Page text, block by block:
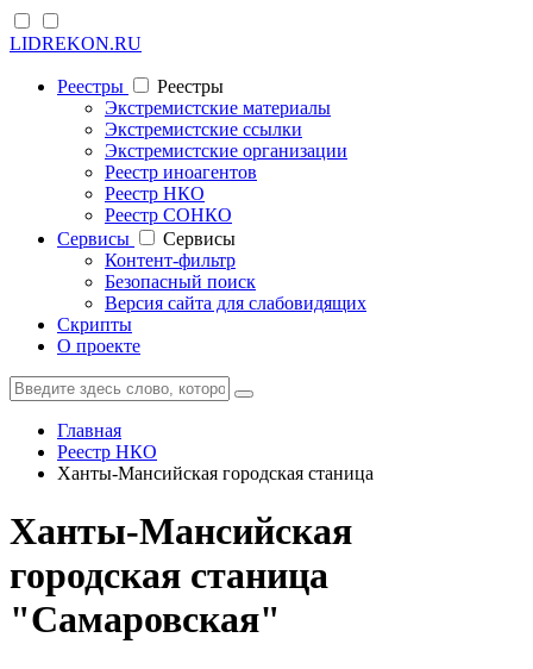
LIDREKON.RU
Реестры
Реестры
Экстремистские материалы
Экстремистские ссылки
Экстремистские организации
Реестр иноагентов
Реестр НКО
Реестр СОНКО
Cервисы
Cервисы
Контент-фильтр
Безопасный поиск
Версия сайта для слабовидящих
Скрипты
О проекте
Главная
Реестр НКО
Ханты-Мансийская городская станица
Ханты-Мансийская
городская станица
"Самаровская"